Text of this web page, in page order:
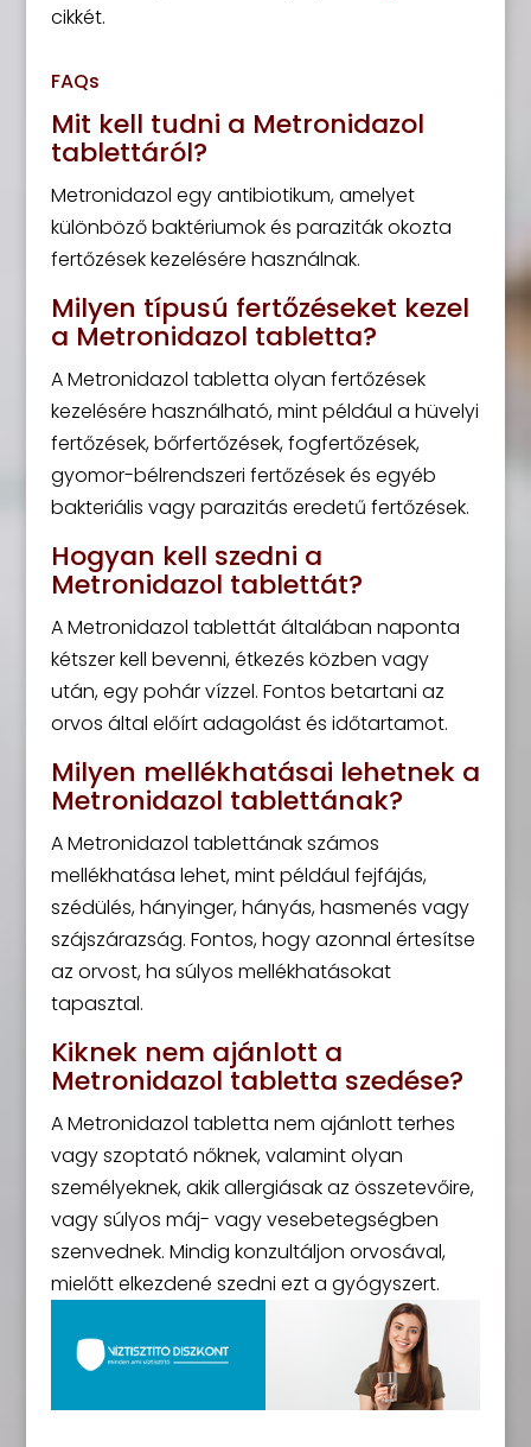
cikkét.
FAQs
Mit kell tudni a Metronidazol
tablettáról?
Metronidazol egy antibiotikum, amelyet
különböző baktériumok és paraziták okozta
fertőzések kezelésére használnak.
Milyen típusú fertőzéseket kezel
a Metronidazol tabletta?
A Metronidazol tabletta olyan fertőzések
kezelésére használható, mint például a hüvelyi
fertőzések, bőrfertőzések, fogfertőzések,
gyomor-bélrendszeri fertőzések és egyéb
bakteriális vagy parazitás eredetű fertőzések.
Hogyan kell szedni a
Metronidazol tablettát?
A Metronidazol tablettát általában naponta
kétszer kell bevenni, étkezés közben vagy
után, egy pohár vízzel. Fontos betartani az
orvos által előírt adagolást és időtartamot.
Milyen mellékhatásai lehetnek a
Metronidazol tablettának?
A Metronidazol tablettának számos
mellékhatása lehet, mint például fejfájás,
szédülés, hányinger, hányás, hasmenés vagy
szájszárazság. Fontos, hogy azonnal értesítse
az orvost, ha súlyos mellékhatásokat
tapasztal.
Kiknek nem ajánlott a
Metronidazol tabletta szedése?
A Metronidazol tabletta nem ajánlott terhes
vagy szoptató nőknek, valamint olyan
személyeknek, akik allergiásak az összetevőire,
vagy súlyos máj- vagy vesebetegségben
szenvednek. Mindig konzultáljon orvosával,
mielőtt elkezdené szedni ezt a gyógyszert.